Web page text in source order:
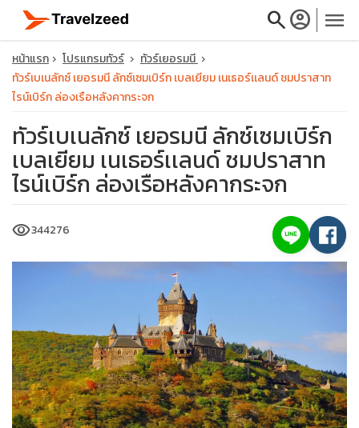
searchaccount_circle menu
close
travel_explore
calendar_month
หน้าแรก โปรแกรมทัวร์
ทัวร์เยอรมนี
ทัวร์เบเนลักซ์ เยอรมนี ลักซ์เซมเบิร์ก เบลเยียม เนเธอร์เเลนด์ ชมปราสาท
ไรน์เบิร์ก ล่องเรือหลังคากระจก
ทัวร์เบเนลักซ์ เยอรมนี ลักซ์เซมเบิร์ก
เบลเยียม เนเธอร์เเลนด์ ชมปราสาท
ไรน์เบิร์ก ล่องเรือหลังคากระจก
visibility344276